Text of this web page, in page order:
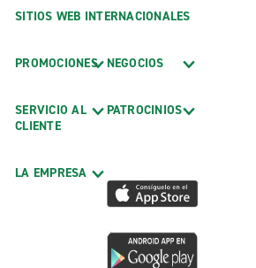
SITIOS WEB INTERNACIONALES
PROMOCIONES
SERVICIO AL
CLIENTE
LA EMPRESA
NEGOCIOS
PATROCINIOS